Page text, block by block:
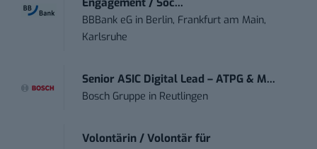
Engagement / Soc...
BBBank eG in Berlin, Frankfurt am Main,
Karlsruhe
Senior ASIC Digital Lead – ATPG & M...
Bosch Gruppe in Reutlingen
Volontärin / Volontär für